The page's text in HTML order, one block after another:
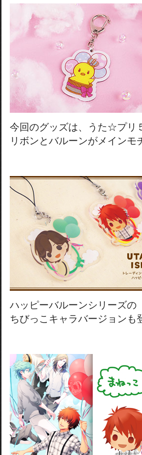
今回のグッズは、うた☆プリ
リボンとバルーンがメインモ
ハッピーバルーンシリーズの
ちびっこキャラバージョンも